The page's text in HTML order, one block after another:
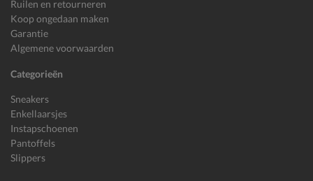
Ruilen en retourneren
Koop ongedaan maken
Garantie
Algemene voorwaarden
Categorieën
Sneakers
Enkellaarsjes
Instapschoenen
Pantoffels
Slippers